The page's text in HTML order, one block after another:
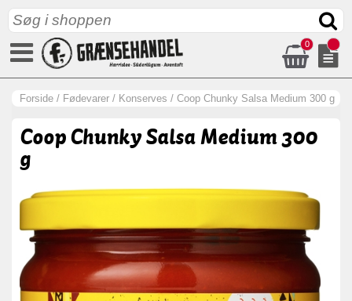
0
Forside / Fødevarer / Konserves / Coop Chunky Salsa Medium 300 g
Coop Chunky Salsa Medium 300
g